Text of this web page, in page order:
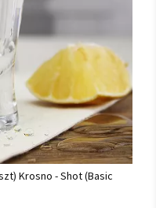
Krosno - Shot (Basic